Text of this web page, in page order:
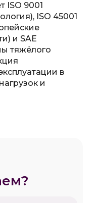
ISO 9001
ISO 45001
и SAE
тяжёлого
в
и